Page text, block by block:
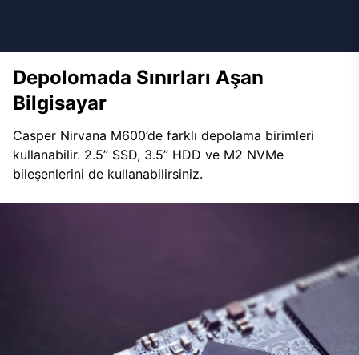
Depolomada Sınırları Aşan
Bilgisayar
Casper Nirvana M600’de farklı depolama birimleri
kullanabilir. 2.5’’ SSD, 3.5’’ HDD ve M2 NVMe
bileşenlerini de kullanabilirsiniz.